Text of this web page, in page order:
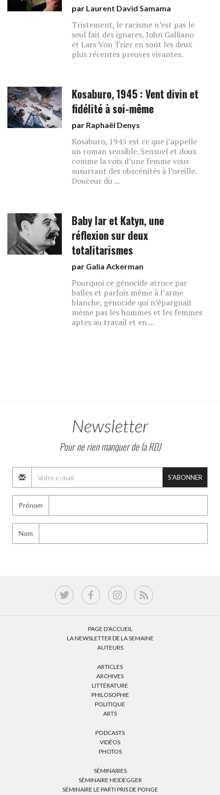
par Laurent David Samama
Tristement, le racisme n’est pas le
seul fait des ignares, John Galliano
et Lars Von Trier en sont les deux
plus récentes preuves vivantes.
Kosaburo, 1945 : Vent divin et
fidélité à soi-même
par Raphaël Denys
Kosaburo, 1945 est ce que j’appelle
un roman sensible. Sensuel et doux
comme la voix d’une femme vous
susurrant des obscénités à l’oreille.
Douceur du ...
Baby Iar et Katyn, une
réflexion sur deux
totalitarismes
par Galia Ackerman
Pourquoi ce génocide atroce par
balles et parfois même à l’arme
blanche, génocide qui n’épargnait
même pas les hommes et les femmes
aptes au travail et en ...
Newsletter
Pour ne rien manquer de la RDJ
S'ABONNER
Prénom
Nom
PAGE D’ACCUEIL
LA NEWSLETTER DE LA SEMAINE
AUTEURS
ARTICLES
ARCHIVES
LITTÉRATURE
PHILOSOPHIE
POLITIQUE
ARTS
PODCASTS
VIDÉOS
PHOTOS
SÉMINAIRES
SÉMINAIRE HEIDEGGER
SÉMINAIRE LE PARTI PRIS DE PONGE